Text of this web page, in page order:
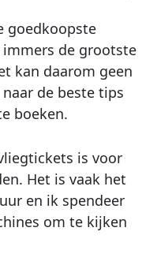
goedkoopste
immers de grootste
kan daarom geen
de beste tips
boeken.
is voor
Het is vaak het
en ik spendeer
om te kijken